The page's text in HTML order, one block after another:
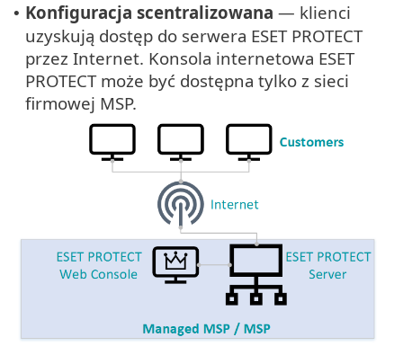
• Konfiguracja scentralizowana — klienci
uzyskują dostęp do serwera ESET PROTECT
przez Internet. Konsola internetowa ESET
PROTECT może być dostępna tylko z sieci
firmowej MSP.